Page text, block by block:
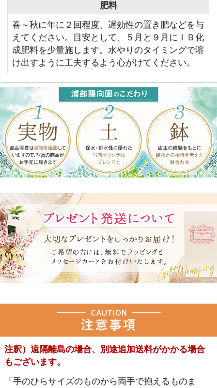
肥料
春～秋に年に２回程度、遅効性の置き肥などを与
えてください。目安として、５月と９月にＩＢ化
成肥料を少量施します。水やりのタイミングで溶
け出すように工夫するよう心がけてください。
注釈）遠隔離島の場合、別途追加送料がかかる場合
もございます。
「手のひらサイズのものから両手で抱えるものま